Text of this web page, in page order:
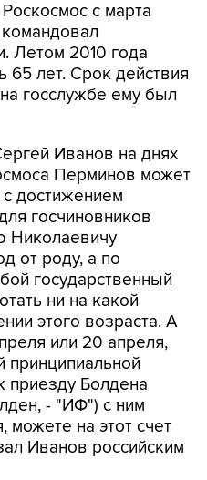
с марта
Летом 2010 года
65 лет. Срок действия
госслужбе ему был
Иванов на днях
Перминов может
с достижением
госчиновников
Николаевичу
от роду, а по
государственный
ни на какой
этого возраста. А
или 20 апреля,
принципиальной
приезду Болдена
- "ИФ") с ним
можете на этот счет
Иванов российским